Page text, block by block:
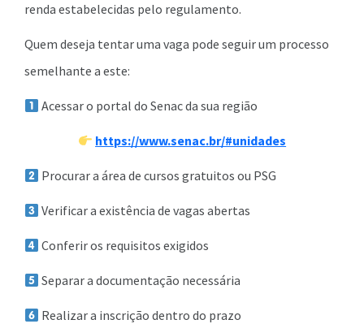
renda estabelecidas pelo regulamento.
Quem deseja tentar uma vaga pode seguir um processo
semelhante a este:
Acessar o portal do Senac da sua região
https://www.senac.br/#unidades
Procurar a área de cursos gratuitos ou PSG
Verificar a existência de vagas abertas
Conferir os requisitos exigidos
Separar a documentação necessária
Realizar a inscrição dentro do prazo